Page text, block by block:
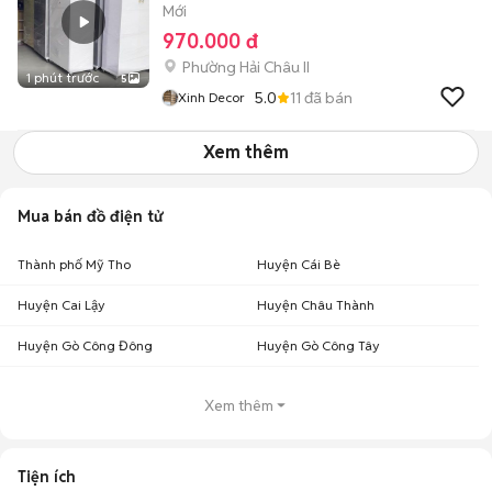
1 phút trước 5
Mới
970.000 đ
Phường Hải Châu II
Xinh Decor 5.0 11 đã bán
Xem thêm
Mua bán đồ điện tử
Thành phố Mỹ Tho Huyện Cái Bè
Huyện Cai Lậy Huyện Châu Thành
Huyện Gò Công Đông Huyện Gò Công Tây
Xem thêm
Tiện ích